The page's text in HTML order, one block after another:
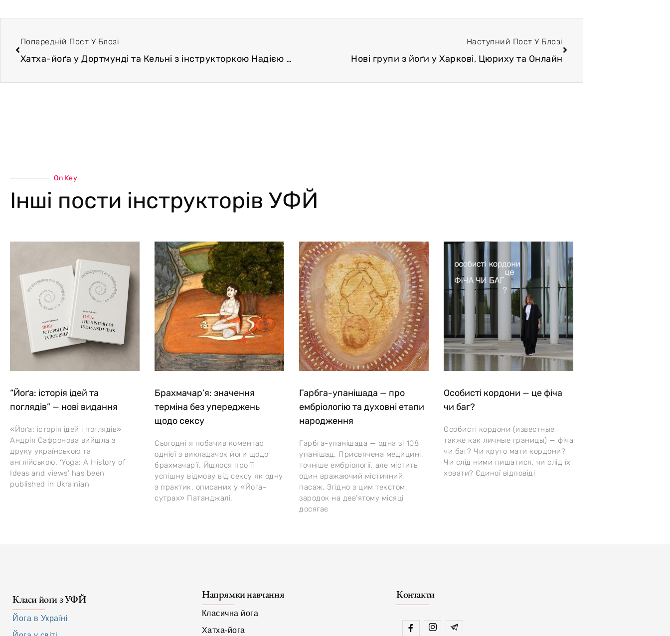
Попередній Пост У Блозі
Хатха-йоґа у Дортмунді та Кельні з інструкторкою Надією Анненковою
Наступний Пост У Блозі
Нові групи з йоґи у Харкові, Цюриху та Онлайн
On Key
Інші пости інструкторів УФЙ
“Йоґа: історія ідей та
поглядів” — нові видання
«Йоґа: історія ідей і поглядів»
Андрія Сафронова вийшла з
друку українською та
англійською. ‘Yoga: A History of
Ideas and views’ has been
published in Ukrainian
Брахмачар’я: значення
терміна без упереджень
щодо сексу
Сьогодні я побачив коментар
однієї з викладачок йоги щодо
брахмачар’ї. Йшлося про її
успішну відмову від сексу як одну
з практик, описаних у «Йога-
сутрах» Патанджалі.
Гарбга-упанішада — про
ембріологію та духовні етапи
народження
Гарбга-упанішада — одна зі 108
упанішад. Присвячена медицині,
точніше ембріології, але містить
один вражаючий містичний
пасаж. Згідно з цим текстом,
зародок на дев’ятому місяці
досягає
Особисті кордони — це фіча
чи баг?
Особисті кордони (известные
также как личные границы) — фіча
чи баг? Чи круто мати кордони?
Чи слід ними пишатися, чи слід їх
ховати? Єдиної відповіді
Класи йоґи з УФЙ
Йога в Україні
Напрямки навчання
Класична йога
Хатха-йога
Контакти